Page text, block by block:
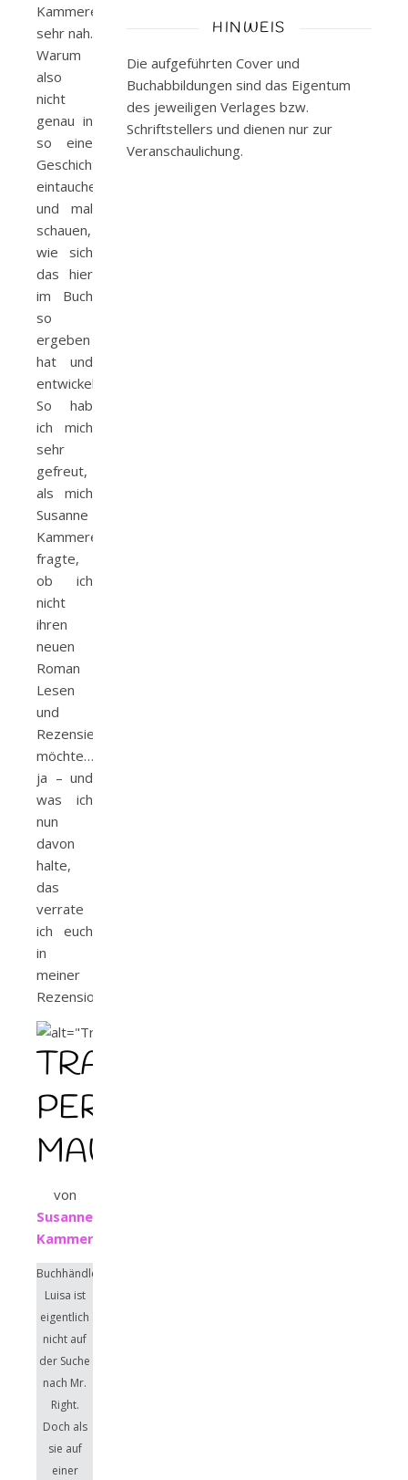
Kammerer
sehr nah.
Warum
also
nicht
genau in
so eine
Geschichte
eintauchen
und mal
schauen,
wie sich
das hier
im Buch
so
ergeben
hat und
entwickelt?
So hab
ich mich
sehr
gefreut,
als mich
Susanne
Kammerer
fragte,
ob ich
nicht
ihren
neuen
Roman
Lesen
und
Rezensieren
möchte…
ja – und
was ich
nun
davon
halte,
das
verrate
ich euch
in
meiner
Rezension.
TRAUMTYP
PER
MAUSKLICK
von
Susanne
Kammerer
Buchhändlerin
Luisa ist
eigentlich
nicht auf
der Suche
nach Mr.
Right.
Doch als
sie auf
einer
HINWEIS
Die aufgeführten Cover und
Buchabbildungen sind das Eigentum
des jeweiligen Verlages bzw.
Schriftstellers und dienen nur zur
Veranschaulichung.